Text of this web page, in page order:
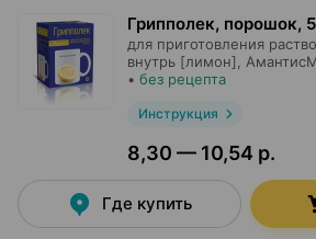
Грипполек, порошок,
для приготовления
внутрь [лимон],
• без рецепта
Инструкция
8,30 — 10,54 р.
Где купить